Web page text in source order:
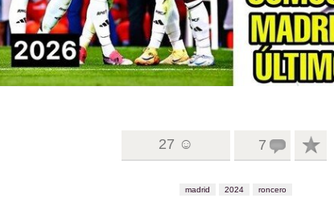
27 ☺ 7
madrid 2024 roncero